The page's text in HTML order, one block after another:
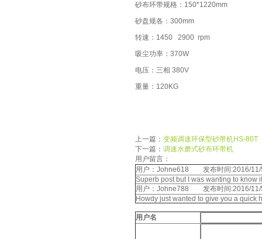
砂布环带规格：150*1220mm
砂盘规各：300mm
转速：1450 2900 rpm
吸尘功率：370W
电压：三相 380V
重量：120KG
上一篇： 变频调速环保型砂带机HS-80T
下一篇： 调速水磨式砂布环带机
用户留言：
用户：Johne618 发布时间:2016/11/
Superb post but I was wanting to know
用户：Johne788 发布时间:2016/11/
Howdy just wanted to give you a quick
用户名